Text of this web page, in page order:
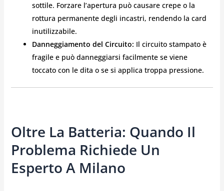
sottile. Forzare l’apertura può causare crepe o la
rottura permanente degli incastri, rendendo la card
inutilizzabile.
Danneggiamento del Circuito: Il circuito stampato è
fragile e può danneggiarsi facilmente se viene
toccato con le dita o se si applica troppa pressione.
Oltre La Batteria: Quando Il
Problema Richiede Un
Esperto A Milano